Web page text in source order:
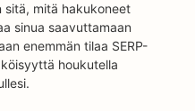
sitä, mitä hakukoneet
sinua saavuttamaan
enemmän tilaa SERP-
houkutella